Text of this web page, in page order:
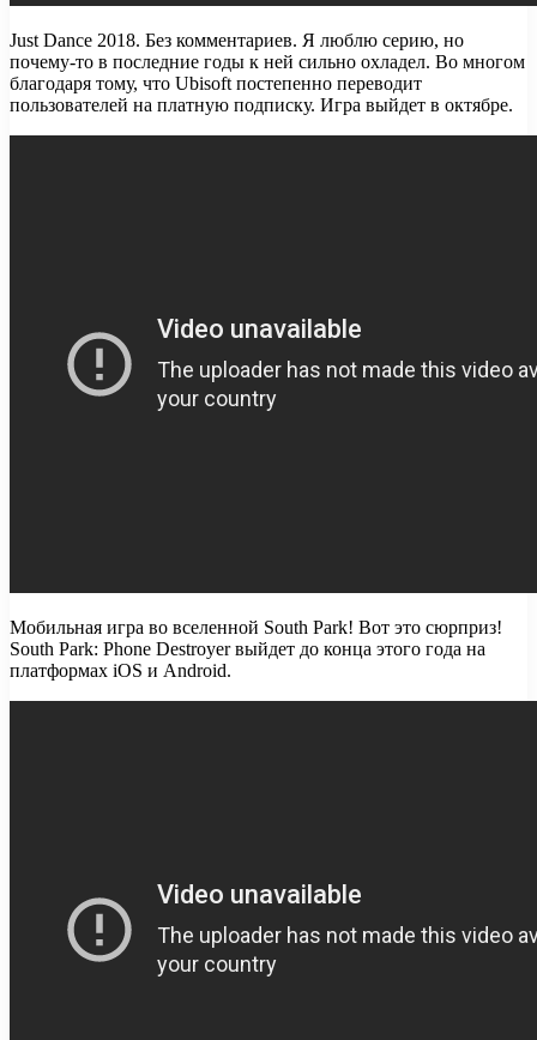
Just Dance 2018. Без комментариев. Я люблю серию, но
почему-то в последние годы к ней сильно охладел. Во многом
благодаря тому, что Ubisoft постепенно переводит
пользователей на платную подписку. Игра выйдет в октябре.
Мобильная игра во вселенной South Park! Вот это сюрприз!
South Park: Phone Destroyer выйдет до конца этого года на
платформах iOS и Android.